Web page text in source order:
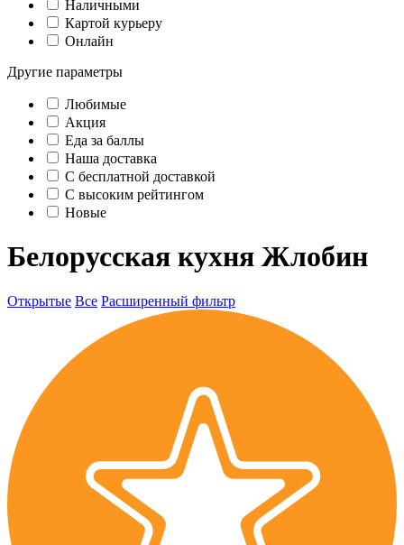
Наличными
Картой курьеру
Онлайн
Другие параметры
Любимые
Акция
Еда за баллы
Наша доставка
C бесплатной доставкой
С высоким рейтингом
Новые
Белорусская кухня Жлобин
Открытые Все Расширенный фильтр